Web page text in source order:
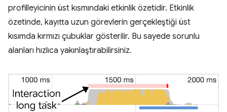
profilleyicinin üst kısmındaki etkinlik özetidir. Etkinlik
özetinde, kayıtta uzun görevlerin gerçekleştiği üst
kısımda kırmızı çubuklar gösterilir. Bu sayede sorunlu
alanları hızlıca yakınlaştırabilirsiniz.